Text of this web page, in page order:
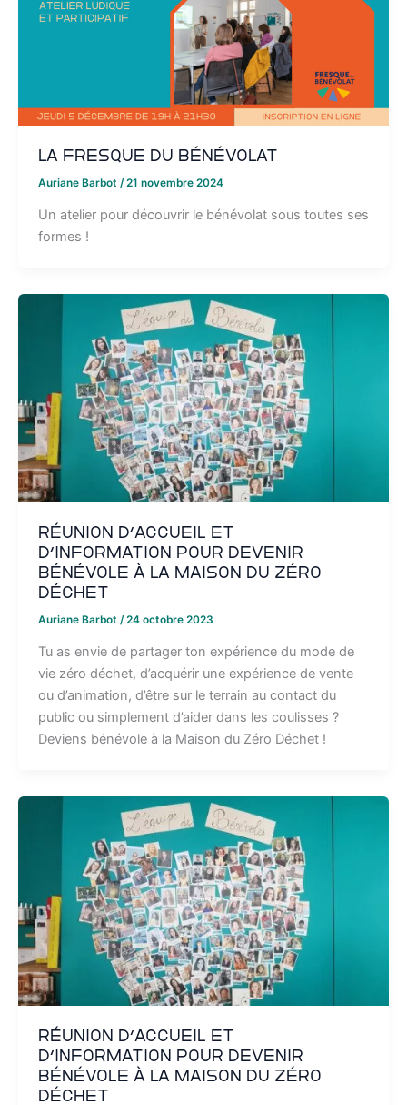
La Fresque du bénévolat
Auriane Barbot /21 novembre 2024
Un atelier pour découvrir le bénévolat sous toutes ses
formes !
Réunion d’accueil et
d’information pour devenir
bénévole à la Maison du Zéro
Déchet
Auriane Barbot /24 octobre 2023
Tu as envie de partager ton expérience du mode de
vie zéro déchet, d’acquérir une expérience de vente
ou d’animation, d’être sur le terrain au contact du
public ou simplement d’aider dans les coulisses ?
Deviens bénévole à la Maison du Zéro Déchet !
Réunion d’accueil et
d’information pour devenir
bénévole à la Maison du Zéro
Déchet